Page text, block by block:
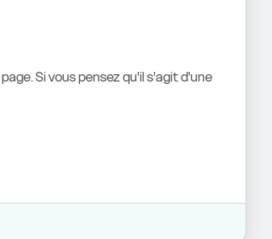
Si vous pensez qu'il s'agit d'une